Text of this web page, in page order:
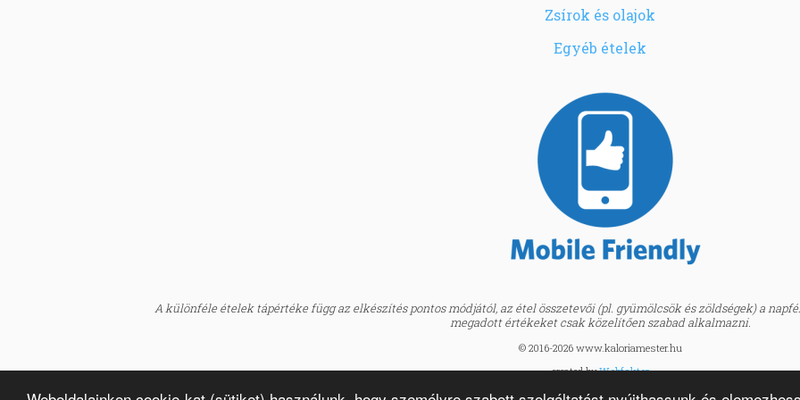
Zsírok és olajok
Egyéb ételek
A különféle ételek tápértéke függ az elkészítés pontos módjától, az étel összetevői (pl. gyümölcsök és zöldségek) a
megadott értékeket csak közelítően szabad alkalmazni.
© 2016-2026 www.kaloriamester.hu
created byWebfaktor
BMI kalkulátor »